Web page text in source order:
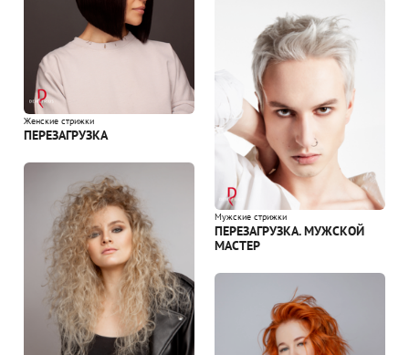
Женские стрижки
ПЕРЕЗАГРУЗКА
Мужские стрижки
ПЕРЕЗАГРУЗКА. МУЖСКОЙ
МАСТЕР